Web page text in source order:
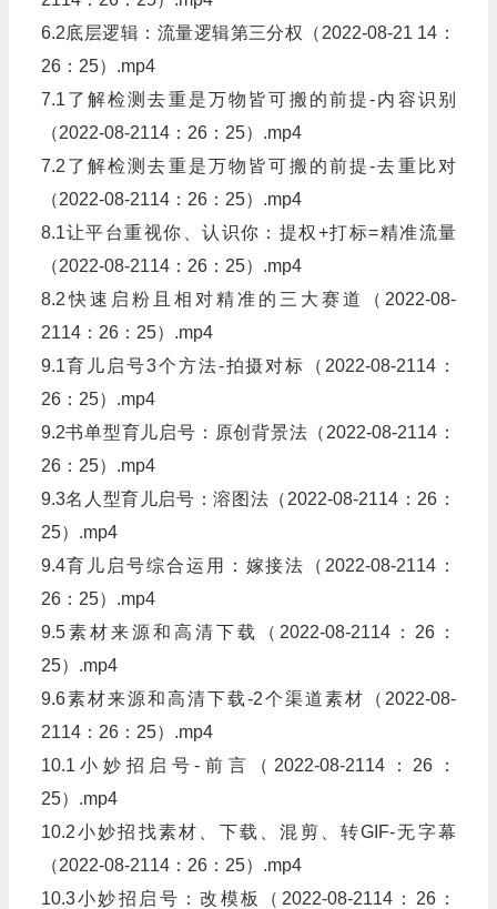
6.2底层逻辑：流量逻辑第三分权（2022-08-21 14：
26：25）.mp4
7.1了解检测去重是万物皆可搬的前提-内容识别
（2022-08-2114：26：25）.mp4
7.2了解检测去重是万物皆可搬的前提-去重比对
（2022-08-2114：26：25）.mp4
8.1让平台重视你、认识你：提权+打标=精准流量
（2022-08-2114：26：25）.mp4
8.2快速启粉且相对精准的三大赛道（2022-08-
2114：26：25）.mp4
9.1育儿启号3个方法-拍摄对标（2022-08-2114：
26：25）.mp4
9.2书单型育儿启号：原创背景法（2022-08-2114：
26：25）.mp4
9.3名人型育儿启号：溶图法（2022-08-2114：26：
25）.mp4
9.4育儿启号综合运用：嫁接法（2022-08-2114：
26：25）.mp4
9.5素材来源和高清下载（2022-08-2114：26：
25）.mp4
9.6素材来源和高清下载-2个渠道素材（2022-08-
2114：26：25）.mp4
10.1小妙招启号-前言（2022-08-2114：26：
25）.mp4
10.2小妙招找素材、下载、混剪、转GIF-无字幕
（2022-08-2114：26：25）.mp4
10.3小妙招启号：改模板（2022-08-2114：26：